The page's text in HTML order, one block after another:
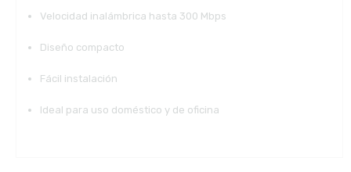
Velocidad inalámbrica hasta 300 Mbps
Diseño compacto
Fácil instalación
Ideal para uso doméstico y de oficina